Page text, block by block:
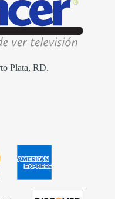
Plata, RD.